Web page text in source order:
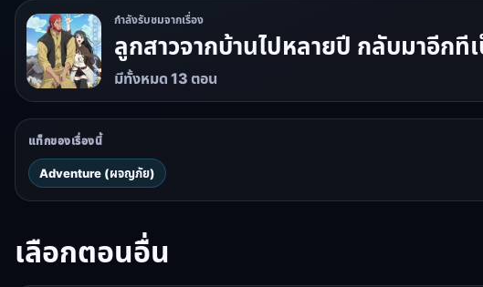
กำลังรับชมจากเรื่อง
ลูกสาวจากบ้านไปหลายปี กลับมาอีก
มีทั้งหมด 13 ตอน
แท็กของเรื่องนี้
Adventure (ผจญภัย)
เลือกตอนอื่น